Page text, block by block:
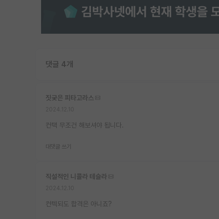
댓글 4개
짓궂은 피타고라스
컨택 무조건 해보셔야 됩니다.
대댓글 쓰기
직설적인 니콜라 테슬라
컨텍되도 합격은 아니죠?